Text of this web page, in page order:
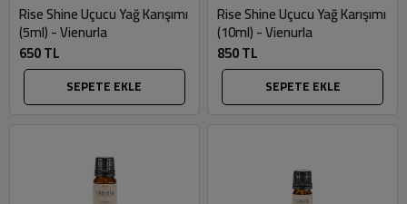
Rise Shine Uçucu Yağ Karışımı
(5ml) - Vienurla
650 TL
SEPETE EKLE
Rise Shine Uçucu Yağ Karışımı
(10ml) - Vienurla
850 TL
SEPETE EKLE